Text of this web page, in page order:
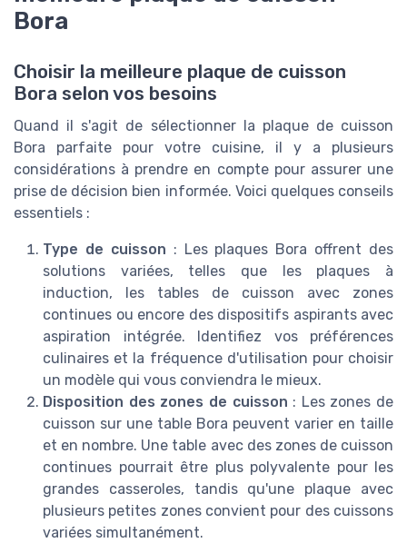
Bora
Choisir la meilleure plaque de cuisson
Bora selon vos besoins
Quand il s'agit de sélectionner la plaque de cuisson
Bora parfaite pour votre cuisine, il y a plusieurs
considérations à prendre en compte pour assurer une
prise de décision bien informée. Voici quelques conseils
essentiels :
Type de cuisson : Les plaques Bora offrent des
solutions variées, telles que les plaques à
induction, les tables de cuisson avec zones
continues ou encore des dispositifs aspirants avec
aspiration intégrée. Identifiez vos préférences
culinaires et la fréquence d'utilisation pour choisir
un modèle qui vous conviendra le mieux.
Disposition des zones de cuisson : Les zones de
cuisson sur une table Bora peuvent varier en taille
et en nombre. Une table avec des zones de cuisson
continues pourrait être plus polyvalente pour les
grandes casseroles, tandis qu'une plaque avec
plusieurs petites zones convient pour des cuissons
variées simultanément.